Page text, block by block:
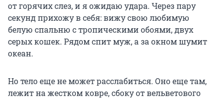
от горячих слез, и я ожидаю удара. Через пару
секунд прихожу в себя: вижу свою любимую
белую спальню с тропическими обоями, двух
серых кошек. Рядом спит муж, а за окном шумит
океан.
Но тело еще не может расслабиться. Оно еще там,
лежит на жестком ковре, сбоку от вельветового